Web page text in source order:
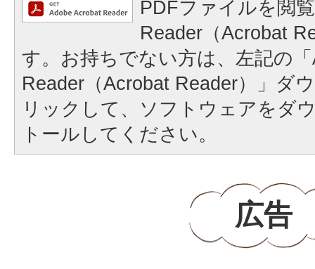
PDFファイルを閲
Reader（Acrobat
す。お持ちでない方は、左記の
Reader（Acrobat Reader）」ダ
リックして、ソフトウェアをダ
トールしてください。
広告